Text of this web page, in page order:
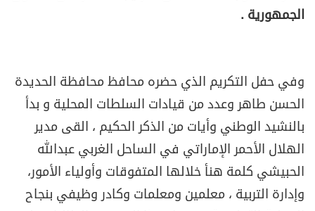
الجمهورية .
وفي حفل التكريم الذي حضره محافظ محافظة الحديدة
الحسن طاهر وعدد من قيادات السلطات المحلية و بدأ
بالنشيد الوطني وأيات من الذكر الحكيم ، القى مدير
الهلال الأحمر الإماراتي في الساحل الغربي عبدالله
الحبيشي كلمة هنأ خلالها المتفوقات وأولياء الأمور،
وإدارة التربية ، معلمين ومعلمات وكادر وظيفي بنجاح